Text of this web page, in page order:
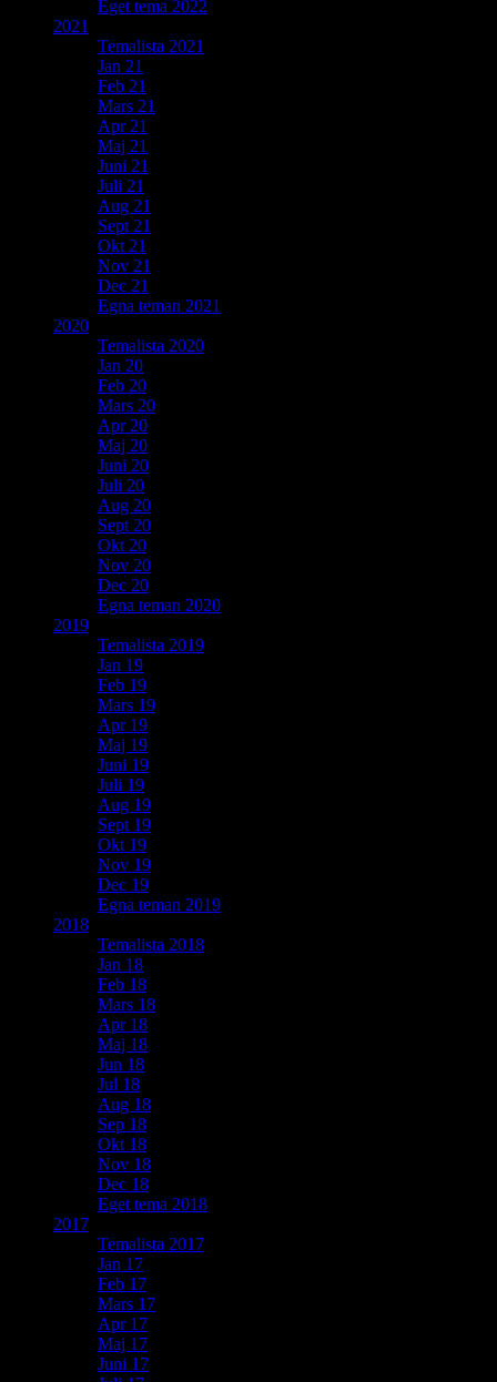
Eget tema 2022
2021
Temalista 2021
Jan 21
Feb 21
Mars 21
Apr 21
Maj 21
Juni 21
Juli 21
Aug 21
Sept 21
Okt 21
Nov 21
Dec 21
Egna teman 2021
2020
Temalista 2020
Jan 20
Feb 20
Mars 20
Apr 20
Maj 20
Juni 20
Juli 20
Aug 20
Sept 20
Okt 20
Nov 20
Dec 20
Egna teman 2020
2019
Temalista 2019
Jan 19
Feb 19
Mars 19
Apr 19
Maj 19
Juni 19
Juli 19
Aug 19
Sept 19
Okt 19
Nov 19
Dec 19
Egna teman 2019
2018
Temalista 2018
Jan 18
Feb 18
Mars 18
Apr 18
Maj 18
Jun 18
Jul 18
Aug 18
Sep 18
Okt 18
Nov 18
Dec 18
Eget tema 2018
2017
Temalista 2017
Jan 17
Feb 17
Mars 17
Apr 17
Maj 17
Juni 17